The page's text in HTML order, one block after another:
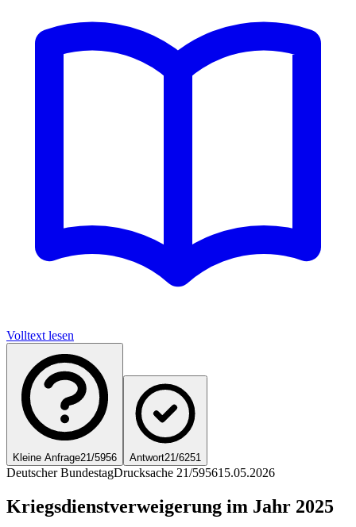
Volltext lesen
Kleine Anfrage21/5956 Antwort21/6251
Deutscher BundestagDrucksache 21/595615.05.2026
Kriegsdienstverweigerung im Jahr 2025